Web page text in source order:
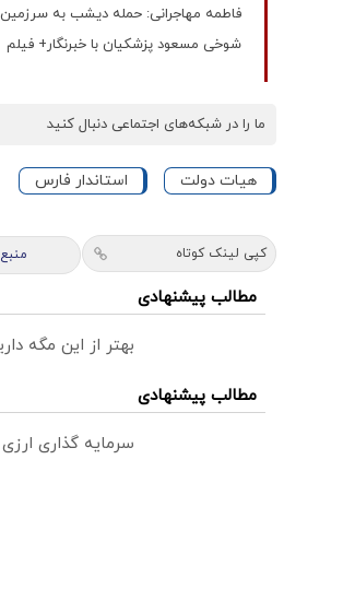
فاطمه مهاجرانی: حمله دیشب به
شوخی مسعود پزشکیان با خبرنگار+ فیلم
ما را در شبکه‌های اجتماعی دنبال کنید
هیات دولت استاندار فارس
کپی لینک کوتاه
مطالب پیشنهادی
بهتر از این مگه
مطالب پیشنهادی
سرمایه گذاری